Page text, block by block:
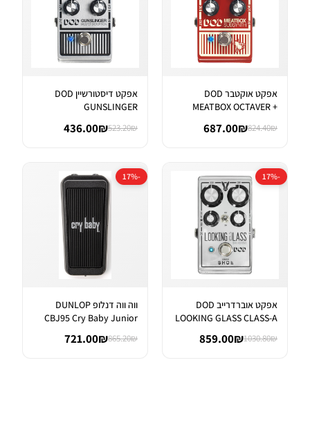
אפקט אוקטבר DOD
MEATBOX OCTAVER +
824.40₪
687.00₪
אפקט דיסטורשיין DOD
GUNSLINGER
523.20₪
436.00₪
-17%
אפקט אוברדרייב DOD
LOOKING GLASS CLASS-A
1030.80₪
859.00₪
-17%
ווה ווה דנלופ DUNLOP
CBJ95 Cry Baby Junior
865.20₪
721.00₪